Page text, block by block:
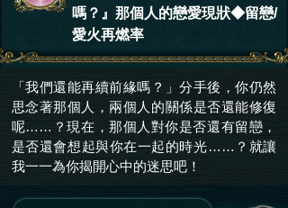
嗎？』那個人的戀愛現狀◆留戀/
愛火再燃率
「我們還能再續前緣嗎？」分手後，你仍然
思念著那個人，兩個人的關係是否還能修復
呢……？現在，那個人對你是否還有留戀，
是否還會想起與你在一起的時光……？就讓
我一一為你揭開心中的迷思吧！